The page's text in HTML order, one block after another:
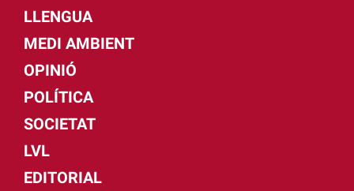
LLENGUA
MEDI AMBIENT
OPINIÓ
POLÍTICA
SOCIETAT
LVL
EDITORIAL